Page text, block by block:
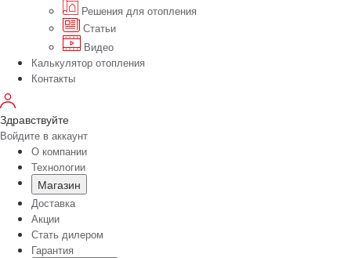
Решения для отопления
Статьи
Видео
Калькулятор отопления
Контакты
Здравствуйте
Войдите в аккаунт
О компании
Технологии
Магазин
Доставка
Акции
Стать дилером
Гарантия